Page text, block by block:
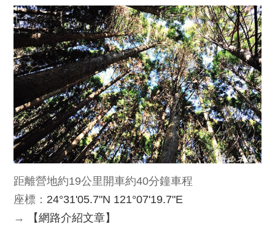
距離營地約19公里開車約40分鐘車程
座標： 24°31'05.7"N 121°07'19.7"E
→
【網路介紹文章】